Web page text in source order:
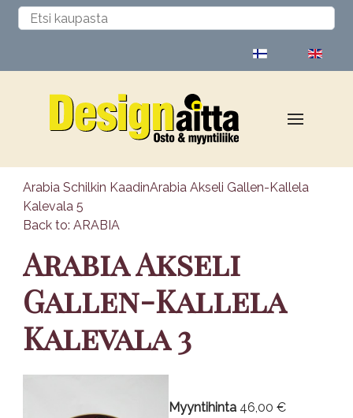
Arabia Schilkin KaadinArabia Akseli Gallen-Kallela
Kalevala 5
Back to: ARABIA
Arabia Akseli
Gallen-Kallela
Kalevala 3
Myyntihinta 46,00 €